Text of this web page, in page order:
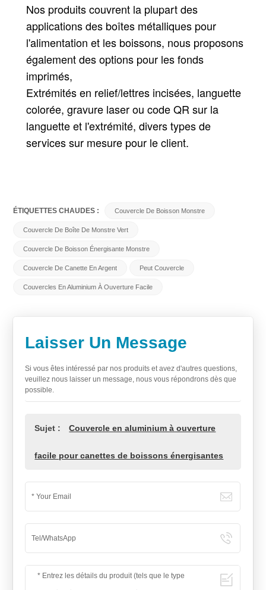
Nos produits couvrent la plupart des
applications des boîtes métalliques pour
l'alimentation et les boissons, nous proposons
également des options pour les fonds
imprimés,
Extrémités en relief/lettres incisées, languette
colorée, gravure laser ou code QR sur la
languette et l'extrémité, divers types de
services sur mesure pour le client.
ÉTIQUETTES CHAUDES : Couvercle De Boisson Monstre
Couvercle De Boîte De Monstre Vert
Couvercle De Boisson Énergisante Monstre
Couvercle De Canette En Argent Peut Couvercle
Couvercles En Aluminium À Ouverture Facile
Laisser Un Message
Si vous êtes intéressé par nos produits et avez d'autres questions,
veuillez nous laisser un message, nous vous répondrons dès que
possible.
Sujet : Couvercle en aluminium à ouverture
facile pour canettes de boissons énergisantes